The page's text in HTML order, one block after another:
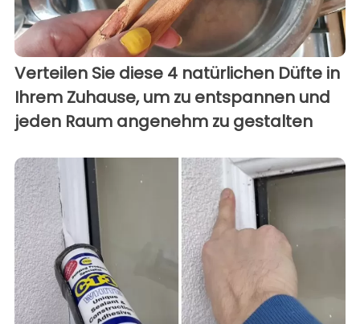
Verteilen Sie diese 4 natürlichen Düfte in
Ihrem Zuhause, um zu entspannen und
jeden Raum angenehm zu gestalten